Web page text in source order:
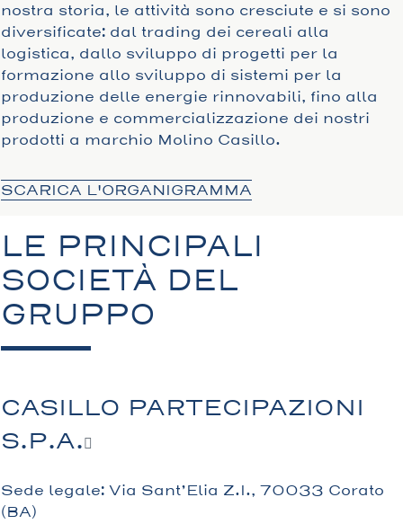
nostra storia, le attività sono cresciute e si sono
diversificate: dal trading dei cereali alla
logistica, dallo sviluppo di progetti per la
formazione allo sviluppo di sistemi per la
produzione delle energie rinnovabili, fino alla
produzione e commercializzazione dei nostri
prodotti a marchio Molino Casillo.
SCARICA L'ORGANIGRAMMA
LE PRINCIPALI
SOCIETÀ DEL
GRUPPO
CASILLO PARTECIPAZIONI
S.P.A.
Sede legale: Via Sant’Elia Z.I., 70033 Corato
(BA)